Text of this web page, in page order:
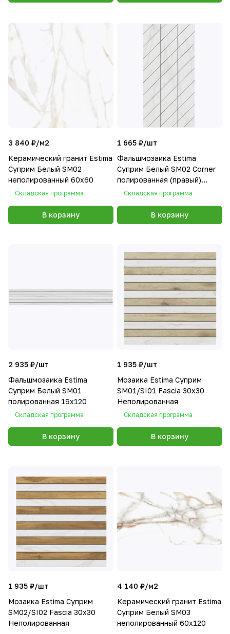
3 840 ₽/м2
Керамический гранит Estima
Суприм Белый SM02
неполированный 60x60
Складская программа
В корзину
1 665 ₽/шт
Фальшмозаика Estima
Суприм Белый SM02 Corner
полированная (правый)
30x60
Складская программа
В корзину
2 935 ₽/шт
Фальшмозаика Estima
Суприм Белый SM01
полированная 19x120
Складская программа
В корзину
1 935 ₽/шт
Мозаика Estima Суприм
SM01/SI01 Fascia 30x30
Неполированная
Складская программа
В корзину
1 935 ₽/шт
Мозаика Estima Суприм
SM02/SI02 Fascia 30x30
Неполированная
4 140 ₽/м2
Керамический гранит Estima
Суприм Белый SM03
неполированный 60x120